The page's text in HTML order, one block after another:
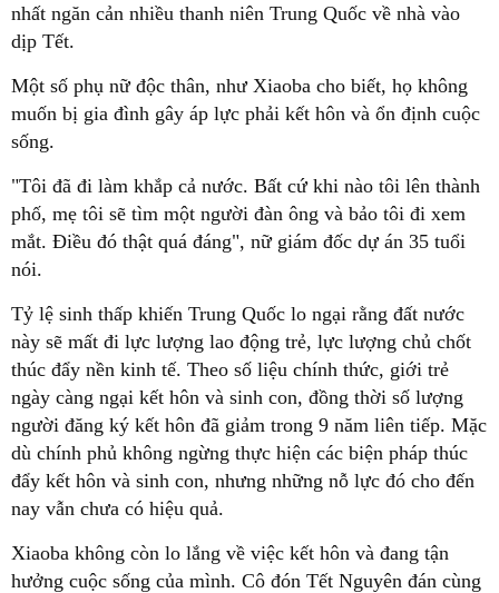
nhất ngăn cản nhiều thanh niên Trung Quốc về nhà vào
dịp Tết.
Một số phụ nữ độc thân, như Xiaoba cho biết, họ không
muốn bị gia đình gây áp lực phải kết hôn và ổn định cuộc
sống.
"Tôi đã đi làm khắp cả nước. Bất cứ khi nào tôi lên thành
phố, mẹ tôi sẽ tìm một người đàn ông và bảo tôi đi xem
mắt. Điều đó thật quá đáng", nữ giám đốc dự án 35 tuổi
nói.
Tỷ lệ sinh thấp khiến Trung Quốc lo ngại rằng đất nước
này sẽ mất đi lực lượng lao động trẻ, lực lượng chủ chốt
thúc đẩy nền kinh tế. Theo số liệu chính thức, giới trẻ
ngày càng ngại kết hôn và sinh con, đồng thời số lượng
người đăng ký kết hôn đã giảm trong 9 năm liên tiếp. Mặc
dù chính phủ không ngừng thực hiện các biện pháp thúc
đẩy kết hôn và sinh con, nhưng những nỗ lực đó cho đến
nay vẫn chưa có hiệu quả.
Xiaoba không còn lo lắng về việc kết hôn và đang tận
hưởng cuộc sống của mình. Cô đón Tết Nguyên đán cùng